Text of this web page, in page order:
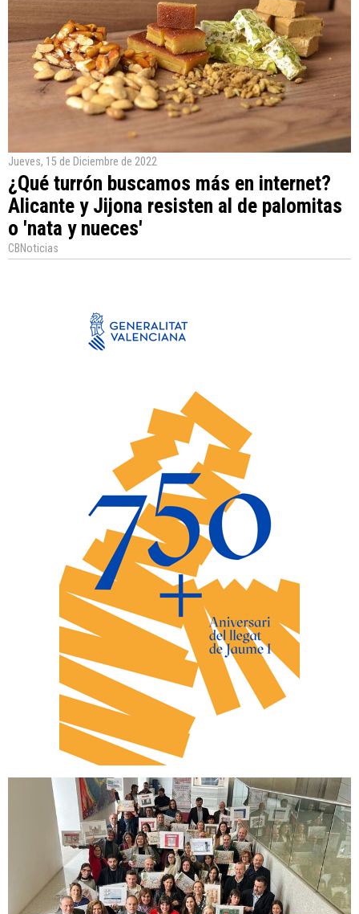
Jueves, 15 de Diciembre de 2022
¿Qué turrón buscamos más en internet?
Alicante y Jijona resisten al de palomitas
o 'nata y nueces'
CBNoticias